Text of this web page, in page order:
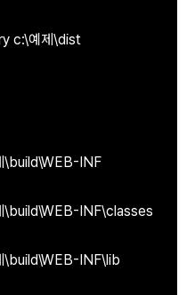
c:\예제\dist
INF
INF\classes
INF\lib